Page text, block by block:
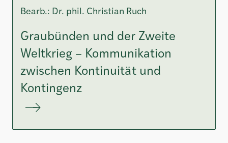
Bearb.: Dr. phil. Christian Ruch
Graubünden und der Zweite
Weltkrieg – Kommunikation
zwischen Kontinuität und
Kontingenz